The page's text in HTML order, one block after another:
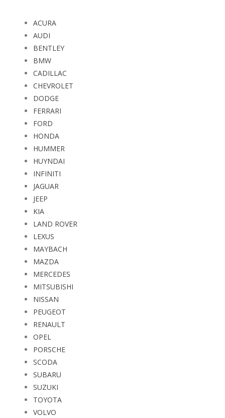
ACURA
AUDI
BENTLEY
BMW
CADILLAC
CHEVROLET
DODGE
FERRARI
FORD
HONDA
HUMMER
HUYNDAI
INFINITI
JAGUAR
JEEP
KIA
LAND ROVER
LEXUS
MAYBACH
MAZDA
MERCEDES
MITSUBISHI
NISSAN
PEUGEOT
RENAULT
OPEL
PORSCHE
SCODA
SUBARU
SUZUKI
TOYOTA
VOLVO